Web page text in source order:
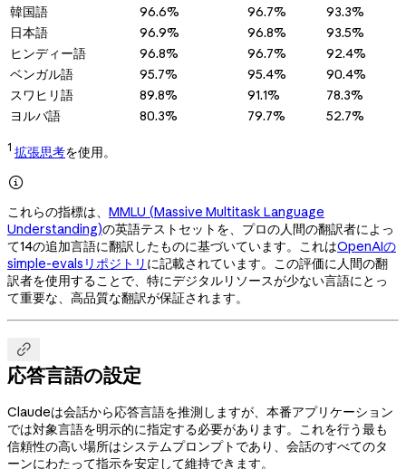
韓国語
96.6% 96.7%
93.3%
日本語
96.9% 96.8%
93.5%
ヒンディー語
96.8% 96.7%
92.4%
ベンガル語
95.7% 95.4%
90.4%
スワヒリ語
89.8% 91.1%
78.3%
ヨルバ語
80.3% 79.7% 52.7%
1 拡張思考を使用。

これらの指標は、 MMLU (Massive Multitask Language
Understanding)の英語テストセットを、プロの人間の翻訳者によっ
て14の追加言語に翻訳したものに基づいています。これはOpenAIの
simple-evalsリポジトリ に記載されています。この評価に人間の翻
訳者を使用することで、特にデジタルリソースが少ない言語にとっ
て重要な、高品質な翻訳が保証されます。

応答言語の設定
Claudeは会話から応答言語を推測しますが、本番アプリケーション
では対象言語を明示的に指定する必要があります。これを行う最も
信頼性の高い場所はシステムプロンプトであり、会話のすべてのタ
ーンにわたって指示を安定して維持できます。